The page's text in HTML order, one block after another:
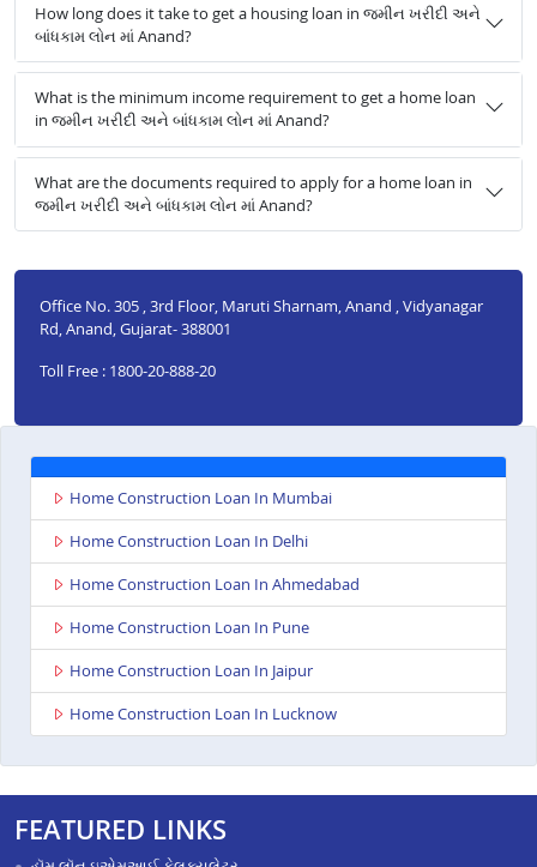
How long does it take to get a housing loan in જમીન ખરીદી અને
બાંધકામ લોન માં Anand?
What is the minimum income requirement to get a home loan
in જમીન ખરીદી અને બાંધકામ લોન માં Anand?
What are the documents required to apply for a home loan in
જમીન ખરીદી અને બાંધકામ લોન માં Anand?
Office No. 305 , 3rd Floor, Maruti Sharnam, Anand , Vidyanagar
Rd, Anand, Gujarat- 388001
Toll Free : 1800-20-888-20
Home Construction Loan In Mumbai
Home Construction Loan In Delhi
Home Construction Loan In Ahmedabad
Home Construction Loan In Pune
Home Construction Loan In Jaipur
Home Construction Loan In Lucknow
FEATURED LINKS